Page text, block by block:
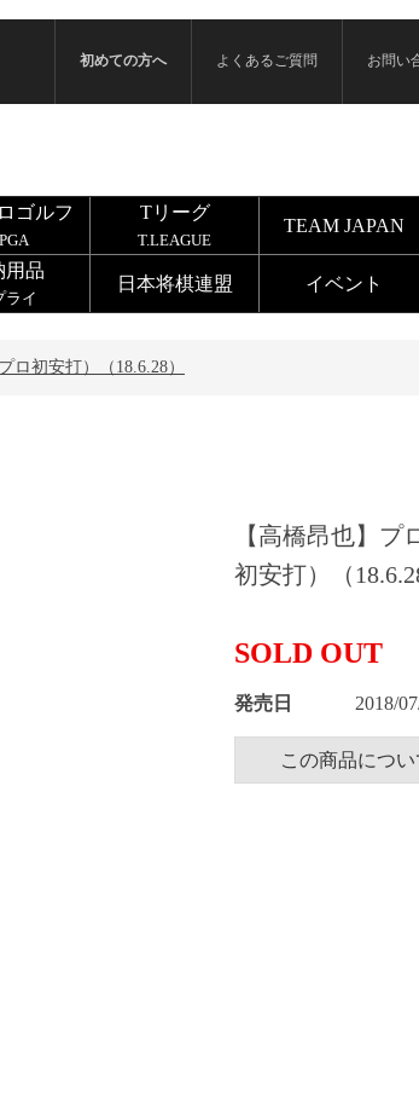
初めての方へ よくあるご質問 お問い
ゴルフ Tリーグ
T.LEAGUE
TEAM JAPAN
用品
ライ
日本将棋連盟 イベント
ロ初安打）（18.6.28）
【高橋昂也】プ
初安打）（
SOLD OUT
発売日 2018/
この商品につ